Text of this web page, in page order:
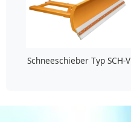
Schneeschieber Typ SCH-V